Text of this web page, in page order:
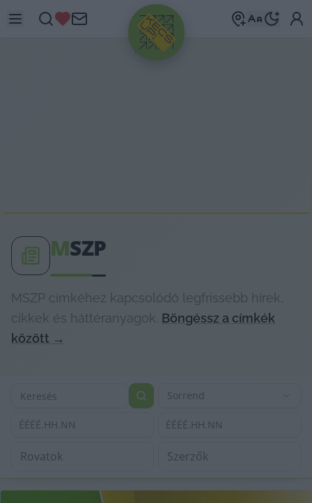
HIRDETÉS
MSZP
MSZP címkéhez kapcsolódó legfrissebb hírek,
cikkek és háttéranyagok. Böngéssz a címkék
között →
Sorrend
ÉÉÉÉ.HH.NN ÉÉÉÉ.HH.NN